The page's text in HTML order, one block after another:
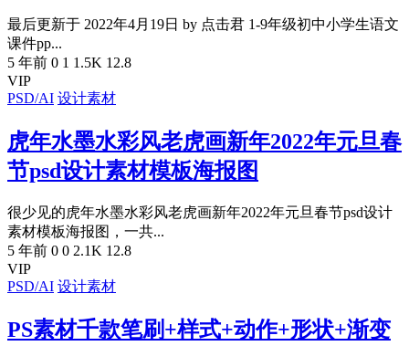
最后更新于 2022年4月19日 by 点击君 1-9年级初中小学生语文
课件pp...
5 年前 0 1 1.5K 12.8
VIP
PSD/AI 设计素材
虎年水墨水彩风老虎画新年2022年元旦春
节psd设计素材模板海报图
很少见的虎年水墨水彩风老虎画新年2022年元旦春节psd设计
素材模板海报图，一共...
5 年前 0 0 2.1K 12.8
VIP
PSD/AI 设计素材
PS素材千款笔刷+样式+动作+形状+渐变